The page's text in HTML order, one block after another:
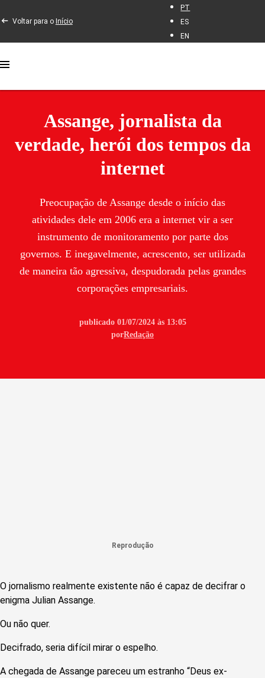
Voltar para o Início
PT
ES
EN
Assange, jornalista da
verdade, herói dos tempos da
internet
Preocupação de Assange desde o início das
atividades dele em 2006 era a internet vir a ser
instrumento de monitoramento por parte dos
governos. E inegavelmente, acrescento, ser utilizada
de maneira tão agressiva, despudorada pelas grandes
corporações empresariais.
publicado 01/07/2024 às 13:05
porRedação
Reprodução
O jornalismo realmente existente não é capaz de decifrar o
enigma Julian Assange.
Ou não quer.
Decifrado, seria difícil mirar o espelho.
A chegada de Assange pareceu um estranho “Deus ex-